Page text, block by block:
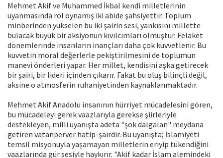
Mehmet Akif ve Muhammed İkbal kendi milletlerinin
uyanmasında rol oynamış iki abide şahsiyettir. Toplum
minberinden yükselen bu iki şairin sesi, yankısını millette
bulacak büyük bir aksiyonun kıvılcımları olmuştur. Felaket
dönemlerinde insanların inançları daha çok kuvvetlenir. Bu
kuvvetin moral değerlerle pekiştirilmesini de toplumun
manevi önderleri yapar. Her millet, kendisini aşka getirecek
bir şairi, bir lideri içinden çıkarır. Fakat bu oluş bilinçli değil,
aksine o atmosferin ruhaniyetinden kaynaklanmaktadır.
Mehmet Akif Anadolu insanının hürriyet mücadelesini gören,
bu mücadeleyi gerek vaazlarıyla gerekse şiirleriyle
destekleyen, milli uyanışta adeta "şok dalgalan" meydana
getiren vatanperver hatip-şairdir. Bu uyanışta; İslamiyeti
temsil misyonuyla yaşamayan milletlerin eriyip tükendiğini
vaazlarında gür sesiyle haykırır. "Akif kadar İslam alemindeki